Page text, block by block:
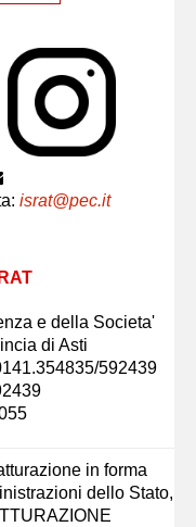
israt@pec.it
e della Societa'
di Asti
592439
in forma
dello Stato,